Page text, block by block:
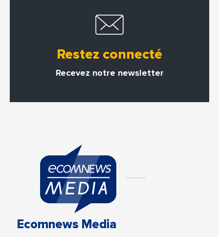
Restez connecté
Recevez notre newsletter
Ecomnews Media